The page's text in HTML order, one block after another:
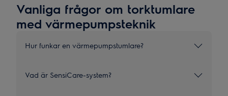
Vanliga frågor om torktumlare
med värmepumpsteknik
Hur funkar en värmepumpstumlare?
Vad är SensiCare-system?